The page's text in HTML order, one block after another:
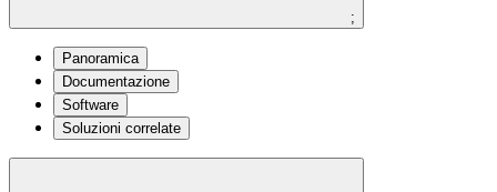
;
Panoramica
Documentazione
Software
Soluzioni correlate